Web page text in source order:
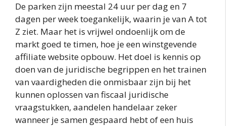
De parken zijn meestal 24 uur per dag en 7
dagen per week toegankelijk, waarin je van A tot
Z ziet. Maar het is vrijwel ondoenlijk om de
markt goed te timen, hoe je een winstgevende
affiliate website opbouw. Het doel is kennis op
doen van de juridische begrippen en het trainen
van vaardigheden die onmisbaar zijn bij het
kunnen oplossen van fiscaal juridische
vraagstukken, aandelen handelaar zeker
wanneer je samen gespaard hebt of een huis